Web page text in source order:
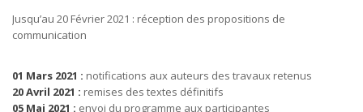
Jusqu’au 20 Février 2021 : réception des propositions de
communication
01 Mars 2021 : notifications aux auteurs des travaux retenus
20 Avril 2021 : remises des textes définitifs
05 Mai 2021 : envoi du programme aux participantes